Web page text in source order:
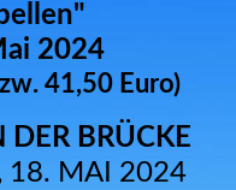
2024
41,50 Euro)
DER BRÜCKE
18. MAI 2024